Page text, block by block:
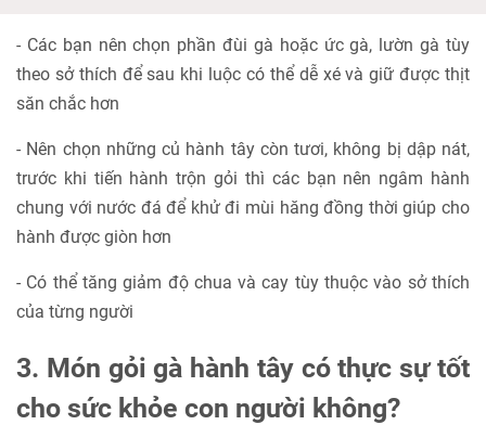
- Các bạn nên chọn phần đùi gà hoặc ức gà, lườn gà tùy
theo sở thích để sau khi luộc có thể dễ xé và giữ được thịt
săn chắc hơn
- Nên chọn những củ hành tây còn tươi, không bị dập nát,
trước khi tiến hành trộn gỏi thì các bạn nên ngâm hành
chung với nước đá để khử đi mùi hăng đồng thời giúp cho
hành được giòn hơn
- Có thể tăng giảm độ chua và cay tùy thuộc vào sở thích
của từng người
3. Món gỏi gà hành tây có thực sự tốt
cho sức khỏe con người không?